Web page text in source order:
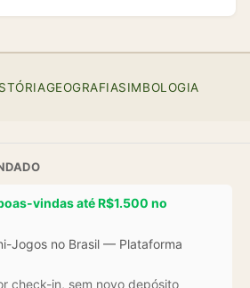
GEOGRAFIASIMBOLOGIA
vindas até R$1.500 no
Jogos no Brasil — Plataforma
check-in, sem novo depósito